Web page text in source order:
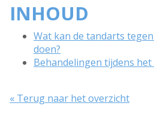
INHOUD
Wat kan de tandarts
doen?
Behandelingen tijdens
« Terug naar het overzicht